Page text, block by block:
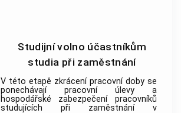
Studijní volno účastníkům
studia při zaměstnání
V této etapě zkrácení pracovní doby se
ponechávají pracovní úlevy a
hospodářské zabezpečení pracovníků
studujících při zaměstnání v